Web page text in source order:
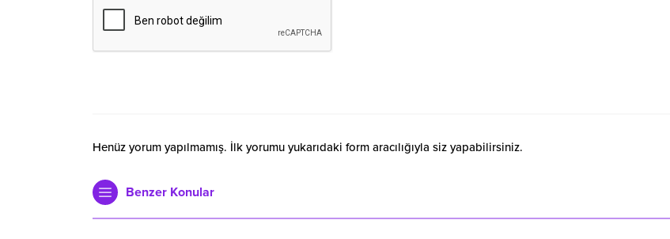
Henüz yorum yapılmamış. İlk yorumu yukarıdaki form aracılığıyla siz yapabilirsiniz.
Benzer Konular